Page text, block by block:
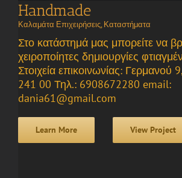
Handmade
Καλαμάτα Επιχειρήσεις, Καταστήματα
Στο κατάστημά μας μπορείτε να
χειροποίητες δημιουργίες
Στοιχεία επικοινωνίας: Γερμανού
241 00 Τηλ.: 6908672280 email:
dania61@gmail.com
Learn More View Project